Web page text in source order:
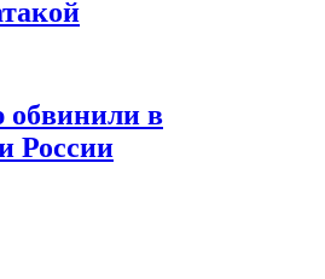
в
России